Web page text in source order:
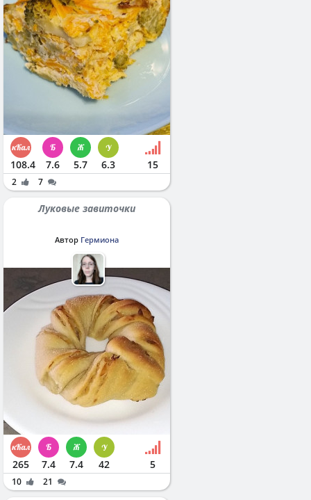
108.4 7.6 5.7 6.3 15
2 7
Луковые завиточки
Автор Гермиона
265 7.4 7.4 42 5
10 21